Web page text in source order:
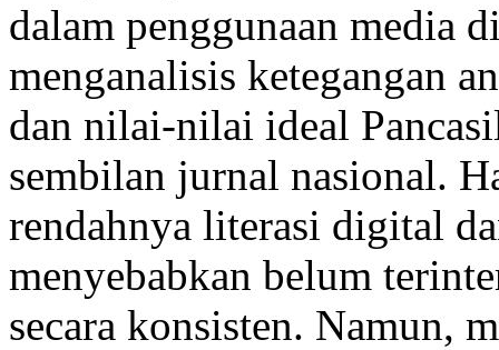
dalam penggunaan media
menganalisis ketegangan
dan nilai-nilai ideal
sembilan jurnal nasional.
rendahnya literasi digital
menyebabkan belum
secara konsisten. Namun,